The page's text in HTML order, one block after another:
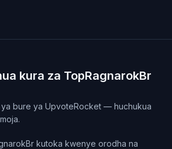
kura za TopRagnarokBr
ya bure ya UpvoteRocket — huchukua
kutoka kwenye orodha na